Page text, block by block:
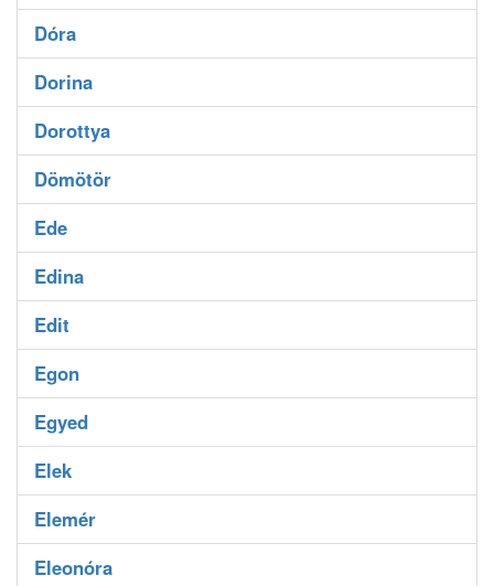
Dóra
Dorina
Dorottya
Dömötör
Ede
Edina
Edit
Egon
Egyed
Elek
Elemér
Eleonóra